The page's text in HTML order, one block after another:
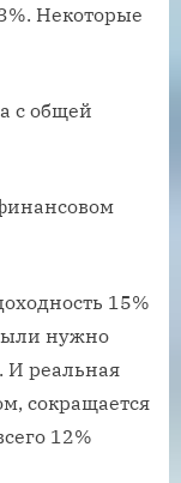
Некоторые
с общей
15%
нужно
И реальная
сокращается
12%